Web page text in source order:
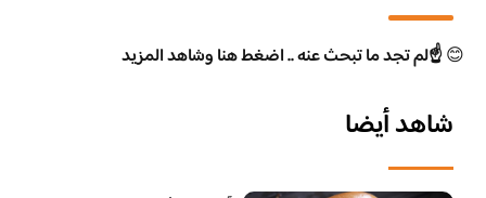
😊☝️لم تجد ما تبحث عنه .. اضغط هنا وشاهد المزيد
شاهد أيضا